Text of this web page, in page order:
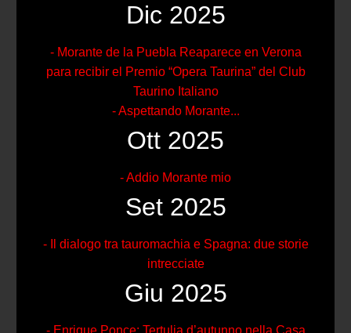
Dic 2025
- Morante de la Puebla Reaparece en Verona
para recibir el Premio “Opera Taurina” del Club
Taurino Italiano
- Aspettando Morante...
Ott 2025
- Addio Morante mio
Set 2025
- Il dialogo tra tauromachia e Spagna: due storie
intrecciate
Giu 2025